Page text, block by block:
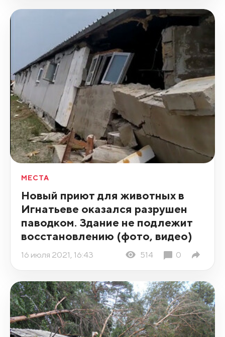
МЕСТА
Новый приют для животных в
Игнатьеве оказался разрушен
паводком. Здание не подлежит
восстановлению (фото, видео)
16 июля 2021, 16:43 514 0